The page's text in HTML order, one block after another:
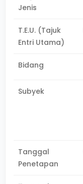
Jenis
T.E.U. (Tajuk
Entri Utama)
Bidang
Subyek
Tanggal
Penetapan